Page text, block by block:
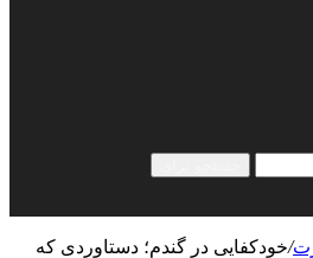
/خودکفایی در گندم؛ دستاوردی که